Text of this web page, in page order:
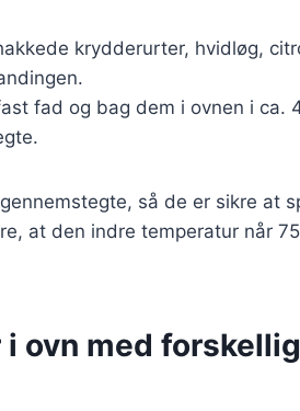
krydderurter, hvidløg,
fad og bag dem i ovnen i ca.
så de er sikre at
at den indre temperatur når
ovn med